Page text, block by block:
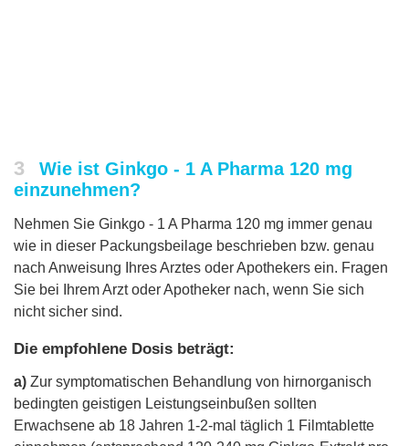
3
Wie ist Ginkgo - 1 A Pharma 120 mg
einzunehmen?
Nehmen Sie Ginkgo - 1 A Pharma 120 mg immer genau
wie in dieser Packungsbeilage beschrieben bzw. genau
nach Anweisung Ihres Arztes oder Apothekers ein. Fragen
Sie bei Ihrem Arzt oder Apotheker nach, wenn Sie sich
nicht sicher sind.
Die empfohlene Dosis beträgt:
a) Zur symptomatischen Behandlung von hirnorganisch
bedingten geistigen Leistungseinbußen sollten
Erwachsene ab 18 Jahren 1-2-mal täglich 1 Filmtablette